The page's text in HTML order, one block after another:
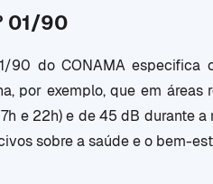
01/90
90 do CONAMA
por exemplo, que em
e 22h) e de 45 dB durante
sobre a saúde e o bem-